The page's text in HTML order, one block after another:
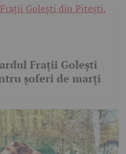
Frații Golești
șoferi de marți